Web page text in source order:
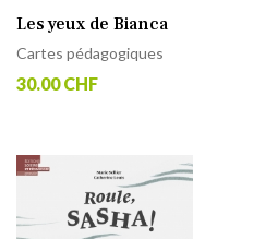
Les yeux de Bianca
Cartes pédagogiques
30.00 CHF